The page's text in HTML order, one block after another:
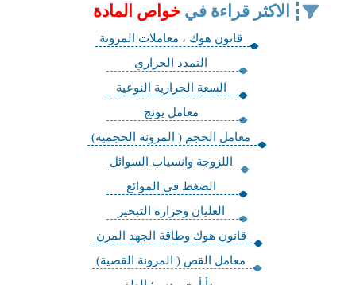
الاكثر قراءة في خواص المادة
قانون هوك ، معاملات المرونة
التمدد الحراري
السعة الحرارية النوعية
معامل يونج
معامل الحجم ( المرونة الحجمية)
اللزوجة وانسياب السوائل
الضغط في الموائع
الغليان وحرارة التبخير
قانون هوك وطاقة الجهد المرن
معامل القص ( المرونة القصية)